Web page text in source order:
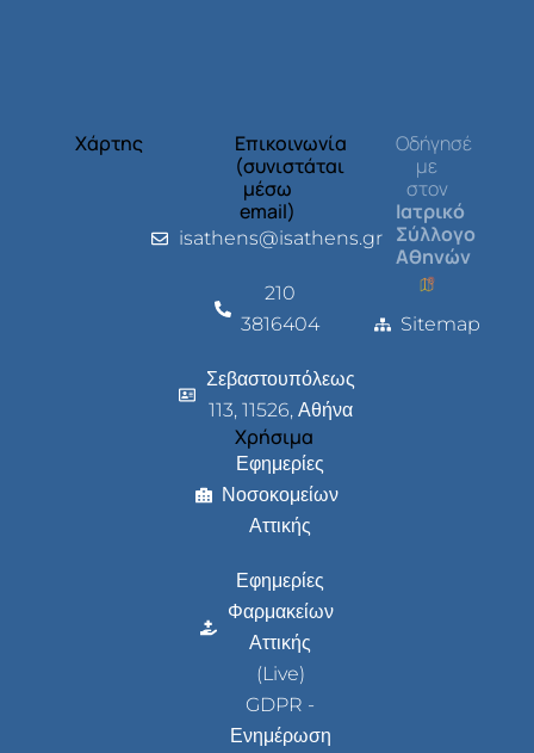
Χάρτης
Επικοινωνία
(συνιστάται
μέσω
email)
isathens@isathens.gr
210
3816404
Σεβαστουπόλεως
113, 11526, Αθήνα
Χρήσιμα
Εφημερίες
Νοσοκομείων
Αττικής
Εφημερίες
Φαρμακείων
Αττικής
(Live)
GDPR -
Ενημέρωση
Οδήγησέ
με
στον
Ιατρικό
Σύλλογο
Αθηνών
Sitemap